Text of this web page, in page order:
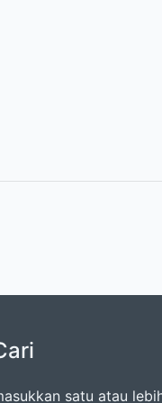
satu atau